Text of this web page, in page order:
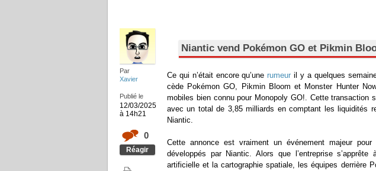
Par
Xavier
Publié le
12/03/2025
à 14h21
0
Réagir
Niantic vend Pokémon GO et Pikmin
Ce qui n’était encore qu’unerumeur il y a quelques
cède Pokémon GO, Pikmin Bloom et Monster Hunter
mobiles bien connu pour Monopoly GO!. Cette transaction
avec un total de 3,85 milliards en comptant les liquidités
Niantic.
Cette annonce est vraiment un événement majeur
développés par Niantic. Alors que l’entreprise s’apprête
artificielle et la cartographie spatiale, les équipes derrière